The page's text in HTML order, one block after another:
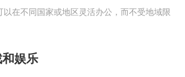
以在不同国家或地区灵活办公，而不受地域限
娱乐